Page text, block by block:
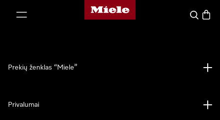
"Miele" pradžios tinklalapis
Paieška
Prekių ženklas “Miele”
Privalumai